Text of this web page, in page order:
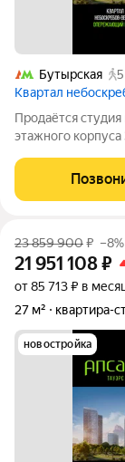
Бутырская
Квартал
Продаётся
этажного
Останкино,
«Апсайд Тауэрс» -
23 859 900₽ –8%
21 951 108₽
от 85 713 ₽ в
27 м²
квартира-
новостройка